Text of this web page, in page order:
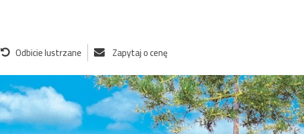
bud. socjalny
usługową
usługowe
wiata
garażowo-
magazynowe
inwentarskie
sauna wielokondygnacyjny
GARAŻE:
bez garażu 1-
Odbicie lustrzane Zapytaj o cenę